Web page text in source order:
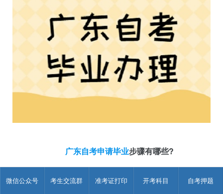
微信公众号 考生交流群 准考证打印 开考科目 自考押题
广东自考申请毕业步骤有哪些?
时办理申请毕业的有关手续，逾期者，不能参加本批次毕业手续